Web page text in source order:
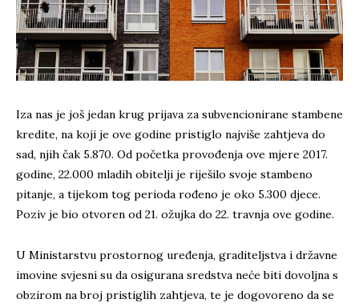
Iza nas je još jedan krug prijava za subvencionirane stambene
kredite, na koji je ove godine pristiglo najviše zahtjeva do
sad, njih čak 5.870. Od početka provođenja ove mjere 2017.
godine, 22.000 mladih obitelji je riješilo svoje stambeno
pitanje, a tijekom tog perioda rođeno je oko 5.300 djece.
Poziv je bio otvoren od 21. ožujka do 22. travnja ove godine.
U Ministarstvu prostornog uređenja, graditeljstva i državne
imovine svjesni su da osigurana sredstva neće biti dovoljna s
obzirom na broj pristiglih zahtjeva, te je dogovoreno da se